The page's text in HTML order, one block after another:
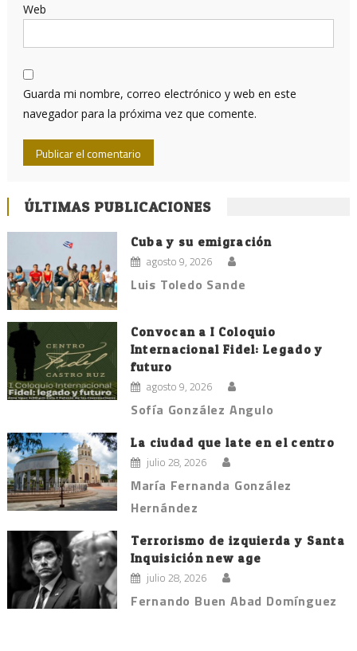
Web
Guarda mi nombre, correo electrónico y web en este
navegador para la próxima vez que comente.
ÚLTIMAS PUBLICACIONES
Cuba y su emigración
agosto 9, 2026
Luis Toledo Sande
Convocan a I Coloquio
Internacional Fidel: Legado y
futuro
agosto 9, 2026
Sofía González Angulo
La ciudad que late en el centro
julio 28, 2026
María Fernanda González
Hernández
Terrorismo de izquierda y Santa
Inquisición new age
julio 28, 2026
Fernando Buen Abad Domínguez